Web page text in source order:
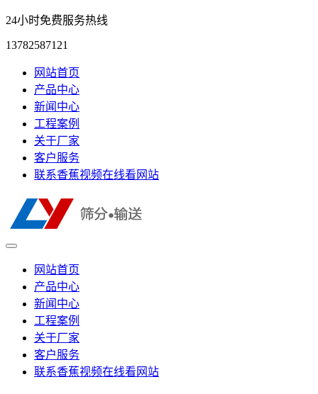
24小时免费服务热线
13782587121
网站首页
产品中心
新闻中心
工程案例
关于厂家
客户服务
联系香蕉视频在线看网站
网站首页
产品中心
新闻中心
工程案例
关于厂家
客户服务
联系香蕉视频在线看网站